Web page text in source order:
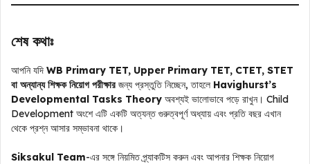
শেষ কথাঃ
আপনি যদি WB Primary TET, Upper Primary TET, CTET, STET
বা অন্যান্য শিক্ষক নিয়োগ পরীক্ষার জন্য প্রস্তুতি নিচ্ছেন, তাহলে Havighurst’s
Developmental Tasks Theory অবশ্যই ভালোভাবে পড়ে রাখুন। Child
Development অংশে এটি একটি অত্যন্ত গুরুত্বপূর্ণ অধ্যায় এবং প্রতি বছর এখান
থেকে প্রশ্ন আসার সম্ভাবনা থাকে।
Siksakul Team-এর সঙ্গে নিয়মিত প্র্যাকটিস করুন এবং আপনার শিক্ষক নিয়োগ